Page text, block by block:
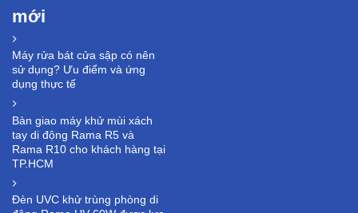
mới
Máy rửa bát cửa sập có nên
sử dụng? Ưu điểm và ứng
dụng thực tế
Bàn giao máy khử mùi xách
tay di động Rama R5 và
Rama R10 cho khách hàng tại
TP.HCM
Đèn UVC khử trùng phòng di